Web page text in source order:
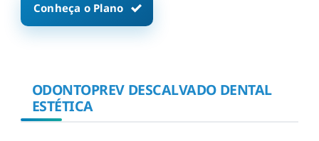
Conheça o Plano
ODONTOPREV DESCALVADO DENTAL
ESTÉTICA